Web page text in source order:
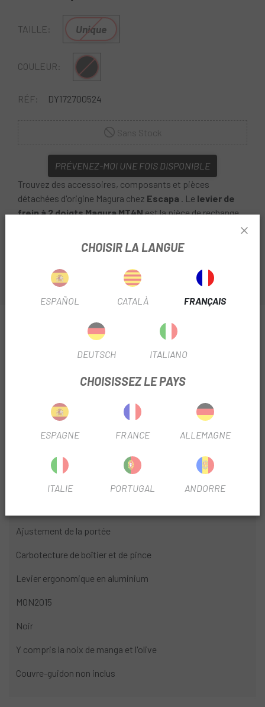
TAILLE: Unique
COULEUR: Multi
RÉF: DY172700524
PRÉVENEZ-MOI UNE FOIS DISPONIBLE
Trouvez des accessoires, composants et pièces
détachées d'origine Magura chez Escapa . Le levier de
frein à 2 doigts Magura MT4Nest la pièce de rechange
levier endommagé.
INFORMATION SUR LEVIER DE FREIN MAGURA
MT4N À 2 DOIGTS
Disque
Ajustement de la portée
Carbotecture de boîtier et de pince
Levier ergonomique en aluminium
MON2015
Noir
Y compris la noix de manga et l'olive
Couvre-guidon non inclus
CHOISIR LA LANGUE
ESPAÑOL CATALÀ FRANÇAIS
DEUTSCH ITALIANO
CHOISISSEZ LE PAYS
ESPAGNE FRANCE ALLEMAGNE
ITALIE PORTUGAL ANDORRE